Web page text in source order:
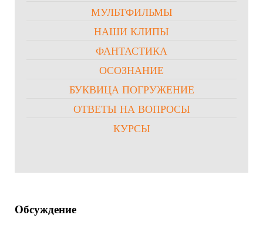
МУЛЬТФИЛЬМЫ
НАШИ КЛИПЫ
ФАНТАСТИКА
ОСОЗНАНИЕ
БУКВИЦА ПОГРУЖЕНИЕ
ОТВЕТЫ НА ВОПРОСЫ
КУРСЫ
Обсуждение